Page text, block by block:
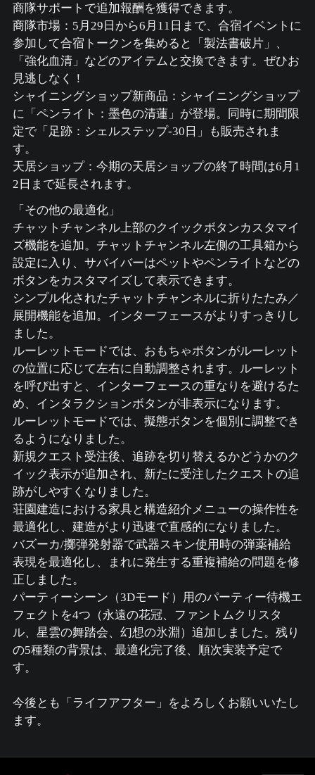
商隊サポートで追加報酬を獲得できます。
商隊市場：5月29日から6月11日まで、合宿イベントに
参加して合宿トークンを集めると「製法書破片」、
「強化血清」などのアイテムと交換できます。ぜひお
見逃しなく！
シャイニングショップ新商品：シャイニングショップ
に「ペンライト：墨色の清蓮」が登場。同時に期間限
定で「足跡：シェルステップ-30日」も販売されま
す。
天居ショップ：今期の天居ショップの終了時間は6月1
2日まで延長されます。
「その他の最適化」
チャットチャンネル上部のクイックボタンカスタマイ
ズ機能を追加。チャットチャンネル左側の工具箱から
設定に入り、サバイバーはペットやペンライトなどの
ボタンをカスタマイズして表示できます。
シンプル化されたチャットチャンネルに折りたたみ／
展開機能を追加。インターフェースがよりすっきりし
ました。
ルーレットモードでは、おもちゃボタンがルーレット
の位置に応じて左右に自動調整されます。ルーレット
を呼び出すと、インターフェースの重なりを避けるた
め、インタラクションボタンが非表示になります。
ルーレットモードでは、擬態ボタンを個別に調整でき
るようになりました。
新規クエスト受注後、追跡を切り替えるかどうかのク
イック表示が追加され、新たに受注したクエストの追
跡がしやすくなりました。
荘園建造における家具と構造紹介メニューの操作性を
最適化し、建造がより迅速で直感的になりました。
バズーカ/擲弾発射器で武器スキン使用時の弾薬補給
表現を最適化し、まれに発生する重複補給の問題を修
正しました。
パーティーシーン（3Dモード）用のパーティー待機エ
フェクトを4つ（永遠の花冠、ファントムクリスタ
ル、星雲の舞踏会、幻想の氷淵）追加しました。残り
の5種類の背景は、最適化完了後、順次実装予定で
す。
今後とも「ライフアフター」をよろしくお願いいたし
ます。